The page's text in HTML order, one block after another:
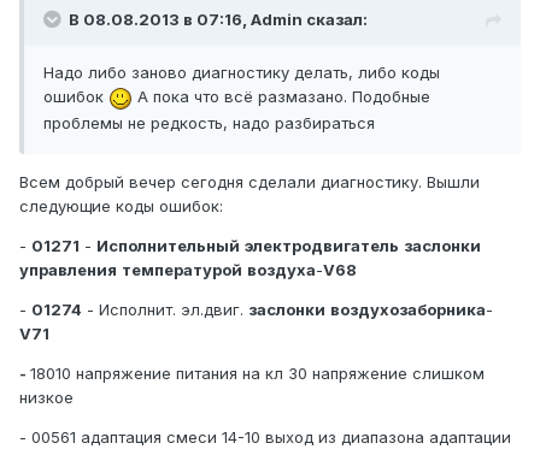
В 08.08.2013 в 07:16, Admin сказал:
Надо либо заново диагностику делать, либо коды
ошибок
А пока что всё размазано. Подобные
проблемы не редкость, надо разбираться
Всем добрый вечер сегодня сделали диагностику. Вышли
следующие коды ошибок:
- 01271 - Исполнительный электродвигатель заслонки
управления температурой воздуха-V68
- 01274 - Исполнит. эл.двиг. заслонки воздухозаборника-
V71
- 18010 напряжение питания на кл 30 напряжение слишком
низкое
- 00561 адаптация смеси 14-10 выход из диапазона адаптации